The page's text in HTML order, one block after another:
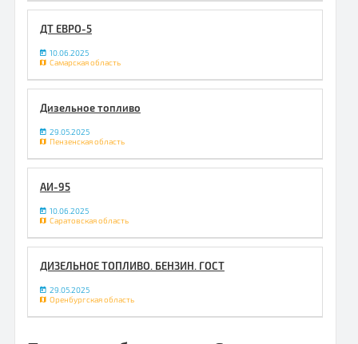
ДТ ЕВРО-5
10.06.2025
Самарская область
Дизельное топливо
29.05.2025
Пензенская область
АИ-95
10.06.2025
Саратовская область
ДИЗЕЛЬНОЕ ТОПЛИВО. БЕНЗИН. ГОСТ
29.05.2025
Оренбургская область